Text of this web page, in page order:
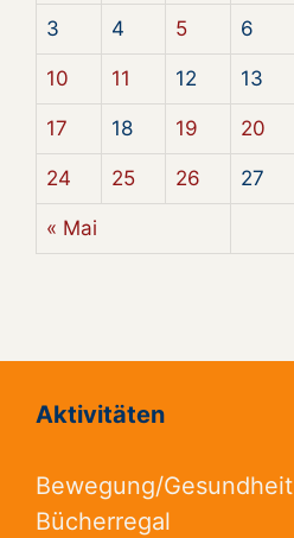
3 4 5 6
10 11 12 13
17 18 19 20
24 25 26 27
« Mai
Aktivitäten
Bewegung/Gesundheit
Bücherregal